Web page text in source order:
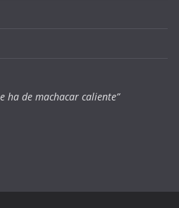
ha de machacar caliente”